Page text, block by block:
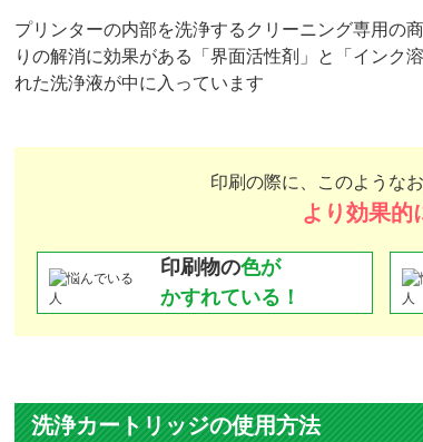
プリンターの内部を洗浄するクリーニング専用の
りの解消に効果がある「界面活性剤」と「インク
れた洗浄液が中に入っています
印刷の際に、このような
より効果的
印刷物の色が
かすれている！
洗浄カートリッジの使用方法